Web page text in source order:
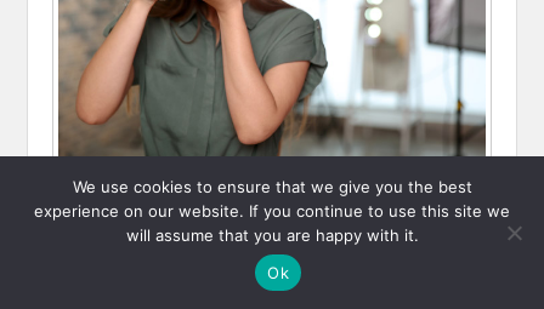
3 raisons pour lesquelles les photographes de
charme sont les meilleurs
Vous êtes à la recherche d’un photographe qui peut
vous faire paraître et vous faire sentir…
We use cookies to ensure that we give you the best
experience on our website. If you continue to use this site we
will assume that you are happy with it.
Ok